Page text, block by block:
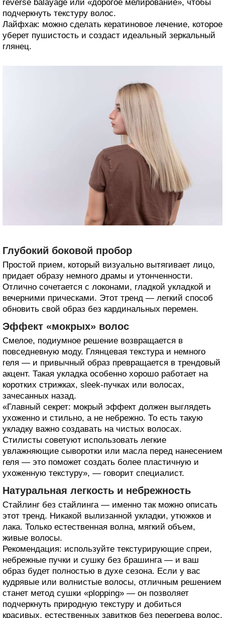
reverse balayage или «дорогое мелирование», чтобы
подчеркнуть текстуру волос.
Лайфхак: можно сделать кератиновое лечение, которое
уберет пушистость и создаст идеальный зеркальный
глянец.
Глубокий боковой пробор
Простой прием, который визуально вытягивает лицо,
придает образу немного драмы и утонченности.
Отлично сочетается с локонами, гладкой укладкой и
вечерними прическами. Этот тренд — легкий способ
обновить свой образ без кардинальных перемен.
Эффект «мокрых» волос
Смелое, подиумное решение возвращается в
повседневную моду. Глянцевая текстура и немного
геля — и привычный образ превращается в трендовый
акцент. Такая укладка особенно хорошо работает на
коротких стрижках, sleek-пучках или волосах,
зачесанных назад.
«Главный секрет: мокрый эффект должен выглядеть
ухоженно и стильно, а не небрежно. То есть такую
укладку важно создавать на чистых волосах.
Стилисты советуют использовать легкие
увлажняющие сыворотки или масла перед нанесением
геля — это поможет создать более пластичную и
ухоженную текстуру», — говорит специалист.
Натуральная легкость и небрежность
Стайлинг без стайлинга — именно так можно описать
этот тренд. Никакой вылизанной укладки, утюжков и
лака. Только естественная волна, мягкий объем,
живые волосы.
Рекомендация: используйте текстурирующие спреи,
небрежные пучки и сушку без брашинга — и ваш
образ будет полностью в духе сезона. Если у вас
кудрявые или волнистые волосы, отличным решением
станет метод сушки «plopping» — он позволяет
подчеркнуть природную текстуру и добиться
красивых, естественных завитков без перегрева волос.